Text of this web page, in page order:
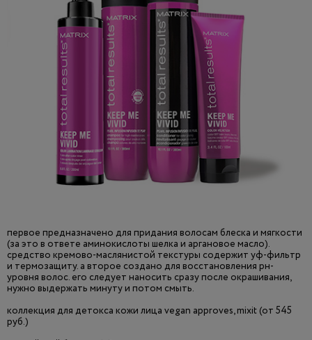
первое предназначено для придания волосам блеска и мягкости
(за это в ответе аминокислоты шелка и аргановое масло).
средство кремово-маслянистой текстуры содержит уф-фильтр
и термозащиту. а второе создано для восстановления pн-
уровня волос. его следует наносить сразу после окрашивания,
нужно выдержать минуту и потом смыть.
коллекция для детокса кожи лица vegan approves, mixit (от 545
руб.)